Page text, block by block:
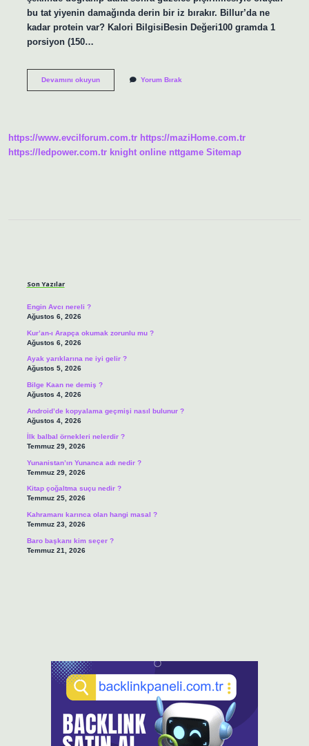
bu tat yiyenin damağında derin bir iz bırakır. Billur’da ne
kadar protein var? Kalori BilgisiBesin Değeri100 gramda 1
porsiyon (150…
Devamını okuyunBillur
Yorum Bırak
https://www.evcilforum.com.tr https://maziHome.com.tr
https://ledpower.com.tr knight online nttgame Sitemap
Son Yazılar
Engin Avcı nereli ?
Ağustos 6, 2026
Kur’an-ı Arapça okumak zorunlu mu ?
Ağustos 6, 2026
Ayak yarıklarına ne iyi gelir ?
Ağustos 5, 2026
Bilge Kaan ne demiş ?
Ağustos 4, 2026
Android’de kopyalama geçmişi nasıl bulunur ?
Ağustos 4, 2026
İlk balbal örnekleri nelerdir ?
Temmuz 29, 2026
Yunanistan’ın Yunanca adı nedir ?
Temmuz 29, 2026
Kitap çoğaltma suçu nedir ?
Temmuz 25, 2026
Kahramanı karınca olan hangi masal ?
Temmuz 23, 2026
Baro başkanı kim seçer ?
Temmuz 21, 2026